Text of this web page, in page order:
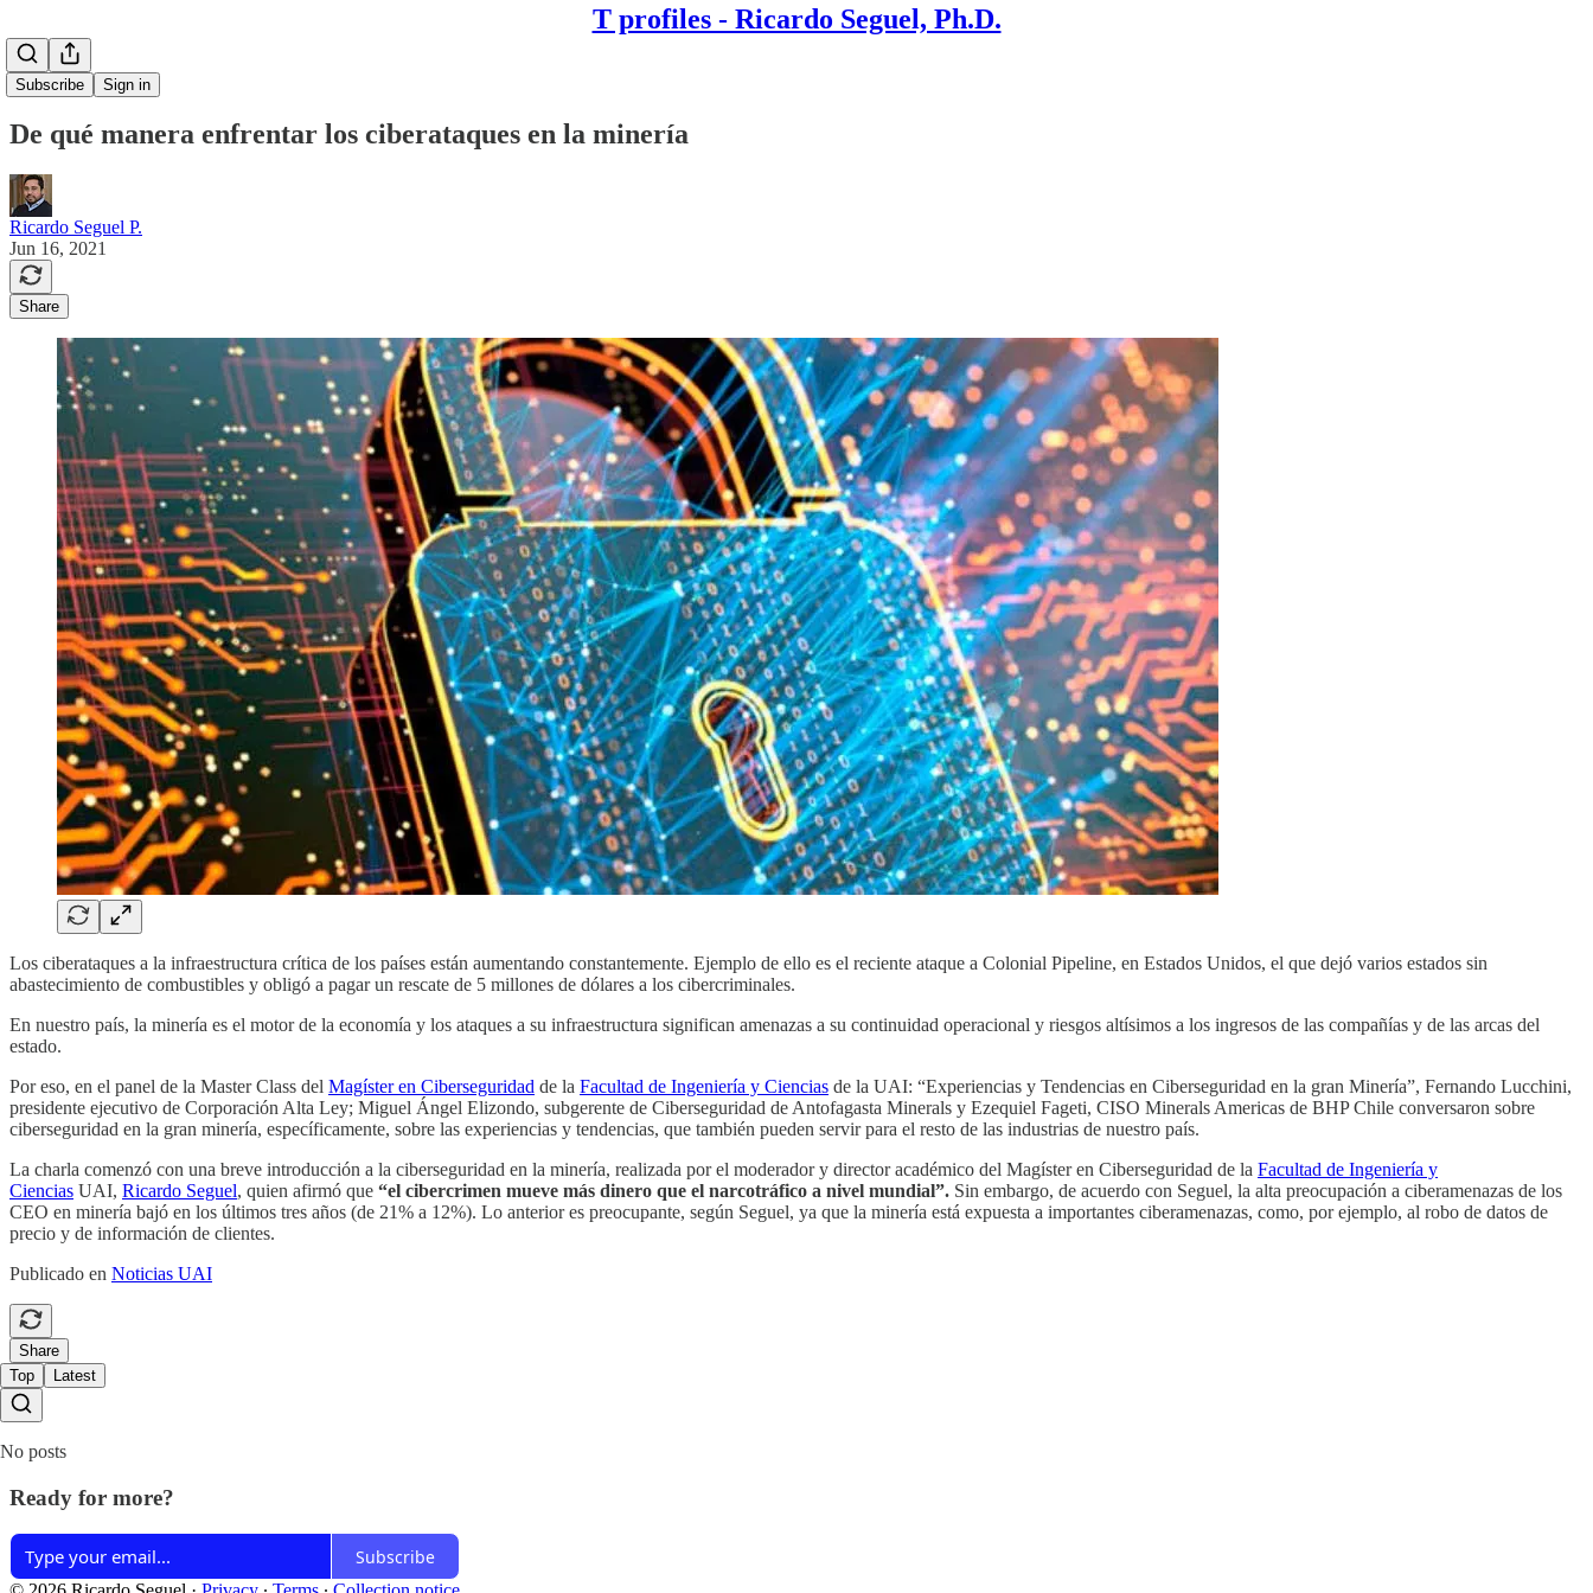
T profiles - Ricardo Seguel, Ph.D.
Subscribe Sign in
De qué manera enfrentar los ciberataques en la minería
Ricardo Seguel P.
Jun 16, 2021
Share
Los ciberataques a la infraestructura crítica de los países están aumentando constantemente. Ejemplo de ello es el reciente ataque a Colonial Pipeline, en Estados Unidos, el que dejó varios estados sin
abastecimiento de combustibles y obligó a pagar un rescate de 5 millones de dólares a los cibercriminales.
En nuestro país, la minería es el motor de la economía y los ataques a su infraestructura significan amenazas a su continuidad operacional y riesgos altísimos a los ingresos de las compañías y de las arcas del
estado.
Por eso, en el panel de la Master Class del Magíster en Ciberseguridad de la Facultad de Ingeniería y Ciencias de la UAI: “Experiencias y Tendencias en Ciberseguridad en la gran Minería”, Fernando Lucchini,
presidente ejecutivo de Corporación Alta Ley; Miguel Ángel Elizondo, subgerente de Ciberseguridad de Antofagasta Minerals y Ezequiel Fageti, CISO Minerals Americas de BHP Chile conversaron sobre
ciberseguridad en la gran minería, específicamente, sobre las experiencias y tendencias, que también pueden servir para el resto de las industrias de nuestro país.
La charla comenzó con una breve introducción a la ciberseguridad en la minería, realizada por el moderador y director académico del Magíster en Ciberseguridad de la Facultad de Ingeniería y
Ciencias UAI, Ricardo Seguel, quien afirmó que “el cibercrimen mueve más dinero que el narcotráfico a nivel mundial”. Sin embargo, de acuerdo con Seguel, la alta preocupación a ciberamenazas de los
CEO en minería bajó en los últimos tres años (de 21% a 12%). Lo anterior es preocupante, según Seguel, ya que la minería está expuesta a importantes ciberamenazas, como, por ejemplo, al robo de datos de
precio y de información de clientes.
Publicado en Noticias UAI
Share
Top
Latest
No posts
Ready for more?
Subscribe